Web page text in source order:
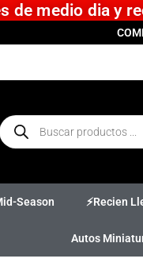
de medio dia y
Season ⚡Recien
Autos